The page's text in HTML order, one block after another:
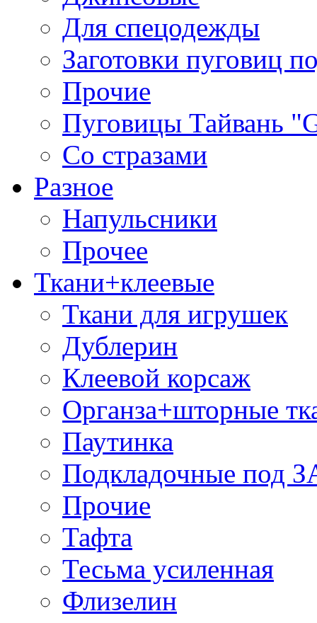
Для спецодежды
Заготовки пуговиц
Прочие
Пуговицы Тайвань
Со стразами
Разное
Напульсники
Прочее
Ткани+клеевые
Ткани для игрушек
Дублерин
Клеевой корсаж
Органза+шторные
Паутинка
Подкладочные под
Прочие
Тафта
Тесьма усиленная
Флизелин